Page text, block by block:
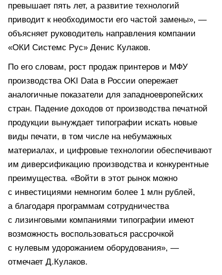
превышает пять лет, а развитие технологий
приводит к необходимости его частой замены», —
объясняет руководитель направления компании
«ОКИ Системс Рус» Денис Кулаков.
По его словам, рост продаж принтеров и МФУ
производства OKI Data в России опережает
аналогичные показатели для западноевропейских
стран. Падение доходов от производства печатной
продукции вынуждает типографии искать новые
виды печати, в том числе на небумажных
материалах, и цифровые технологии обеспечивают
им диверсификацию производства и конкурентные
преимущества. «Войти в этот рынок можно
с инвестициями немногим более 1 млн рублей,
а благодаря программам сотрудничества
с лизинговыми компаниями типографии имеют
возможность воспользоваться рассрочкой
с нулевым удорожанием оборудования», —
отмечает Д.Кулаков.